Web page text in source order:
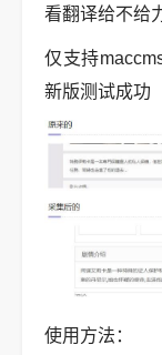
看翻译给不给
仅支持
新版测试成功
使用方法：